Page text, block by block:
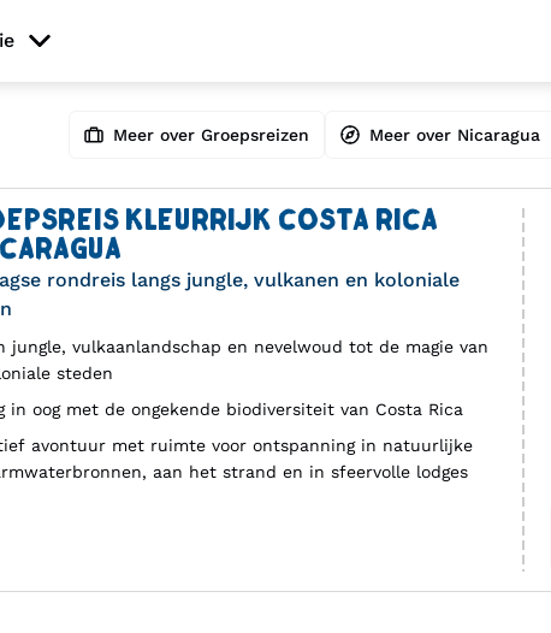
Meer over Groepsreizen Meer over Nicaragua
KLEURRIJK COSTA RICA
rondreis langs jungle, vulkanen en koloniale
jungle, vulkaanlandschap en nevelwoud tot de magie van
steden
in oog met de ongekende biodiversiteit van Costa Rica
avontuur met ruimte voor ontspanning in natuurlijke
aan het strand en in sfeervolle lodges